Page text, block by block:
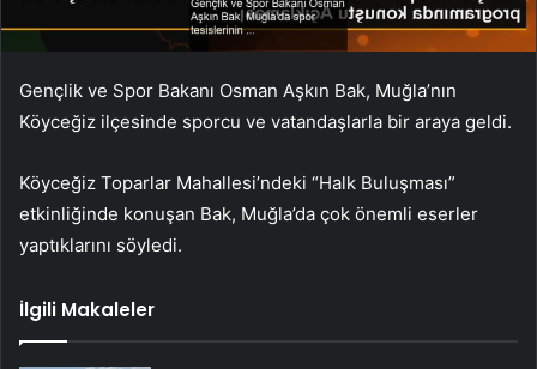
Gençlik ve Spor Bakanı Osman Aşkın Bak, Muğla’nın
Köyceğiz ilçesinde sporcu ve vatandaşlarla bir araya geldi.
Köyceğiz Toparlar Mahallesi’ndeki “Halk Buluşması”
etkinliğinde konuşan Bak, Muğla’da çok önemli eserler
yaptıklarını söyledi.
İlgili Makaleler